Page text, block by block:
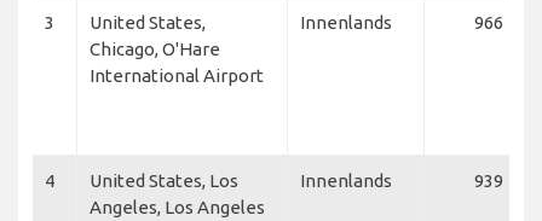
3
United States,
Chicago, O'Hare
International Airport
Innenlands 966
4
United States, Los
Angeles, Los Angeles
Innenlands 939